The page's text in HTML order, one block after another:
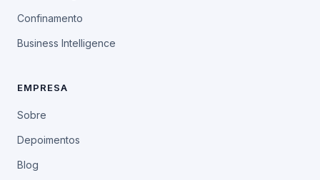
Confinamento
Business Intelligence
EMPRESA
Sobre
Depoimentos
Blog